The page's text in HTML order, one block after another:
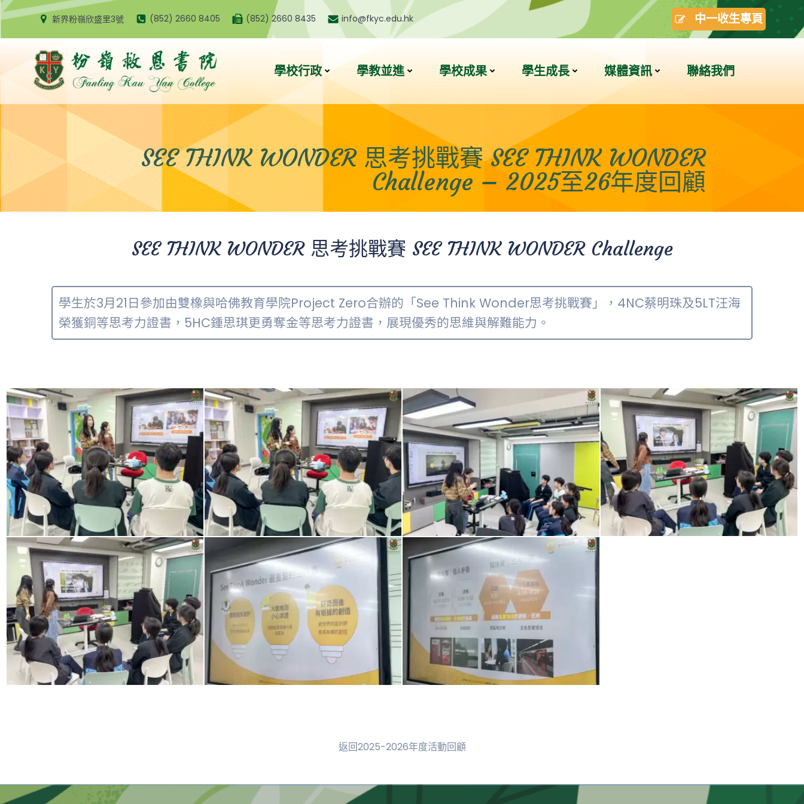
Skip
to
content
新界粉嶺欣盛里3號 (852) 2660 8405 (852) 2660 8435 info@fkyc.edu.hk 中一收生專頁
學校行政 學教並進 學校成果 學生成長 媒體資訊 聯絡我們
SEE THINK WONDER 思考挑戰賽 SEE THINK WONDER
Challenge – 2025至26年度回顧
SEE THINK WONDER 思考挑戰賽 SEE THINK WONDER Challenge
學生於3月21日參加由雙橡與哈佛教育學院Project Zero合辦的「See Think Wonder思考挑戰賽」，4NC蔡明珠及5LT汪海
榮獲銅等思考力證書，5HC鍾思琪更勇奪金等思考力證書，展現優秀的思維與解難能力。
返回2025-2026年度活動回顧